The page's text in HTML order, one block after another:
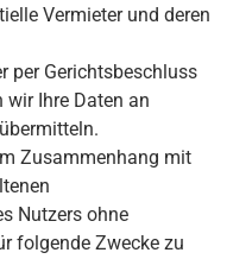
Vermieter und deren
per Gerichtsbeschluss
Ihre Daten an
Zusammenhang mit
Nutzers ohne
folgende Zwecke zu